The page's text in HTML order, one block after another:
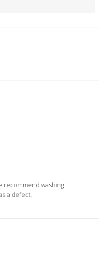
recommend washing
a defect.